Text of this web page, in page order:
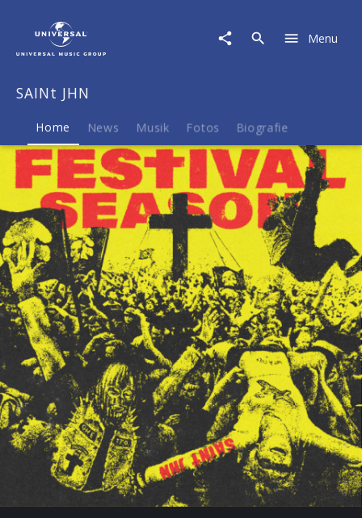
Musik
Merch
Menu
SAINt JHN
Home News Musik Fotos Biografie